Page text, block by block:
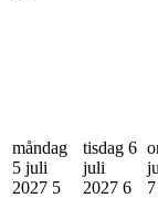
måndag
5 juli
2027 5
tisdag 6
juli
2027 6
7